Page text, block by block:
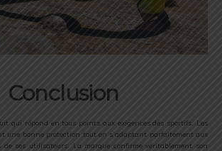
Conclusion
qui répond en tous points aux exigences des sportifs. Les
une bonne protection tout en s’adaptant parfaitement aux
de ses utilisateurs. La marque confirme véritablement son